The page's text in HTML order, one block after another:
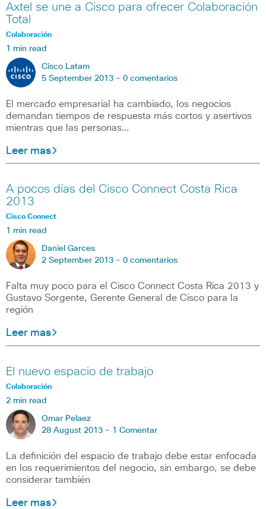
Axtel se une a Cisco para ofrecer Colaboración
Total
Colaboración
1 min read
Cisco Latam
5 September 2013 - 0 comentarios
El mercado empresarial ha cambiado, los negocios
demandan tiempos de respuesta más cortos y asertivos
mientras que las personas…
Leer mas
A pocos días del Cisco Connect Costa Rica
2013
Cisco Connect
1 min read
Daniel Garces
2 September 2013 - 0 comentarios
Falta muy poco para el Cisco Connect Costa Rica 2013 y
Gustavo Sorgente, Gerente General de Cisco para la
región
Leer mas
El nuevo espacio de trabajo
Colaboración
2 min read
Omar Pelaez
28 August 2013 - 1 Comentar
La definición del espacio de trabajo debe estar enfocada
en los requerimientos del negocio, sin embargo, se debe
considerar también
Leer mas